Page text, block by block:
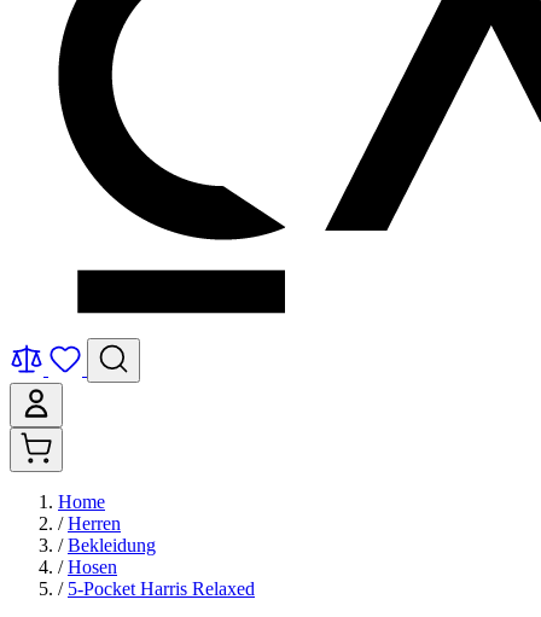
Home
/ Herren
/ Bekleidung
/ Hosen
/ 5-Pocket Harris Relaxed